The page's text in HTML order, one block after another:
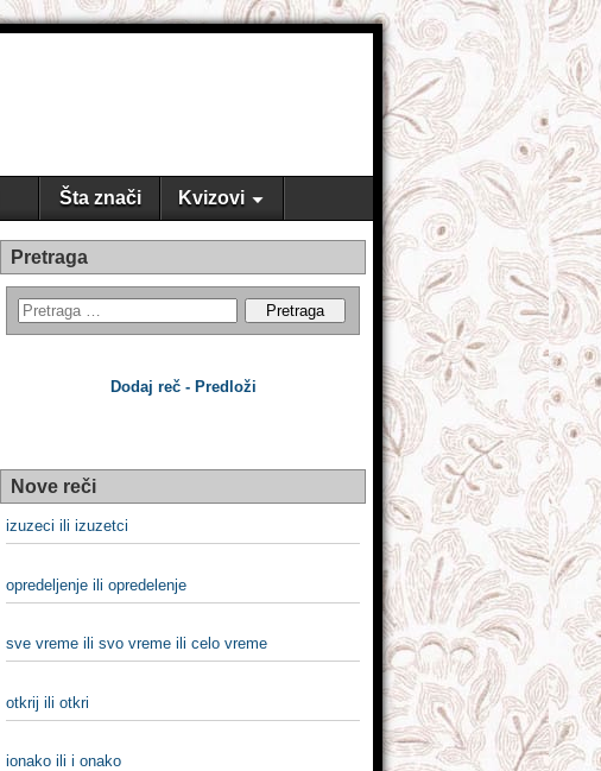
Šta znači Kvizovi
Pretraga
Dodaj reč - Predloži
Nove reči
izuzeci ili izuzetci
opredeljenje ili opredelenje
sve vreme ili svo vreme ili celo vreme
otkrij ili otkri
ionako ili i onako